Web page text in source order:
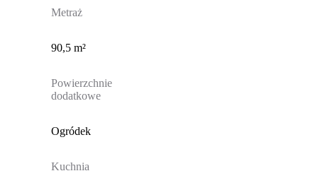
Metraż
90,5 m²
Powierzchnie
dodatkowe
Ogródek
Kuchnia